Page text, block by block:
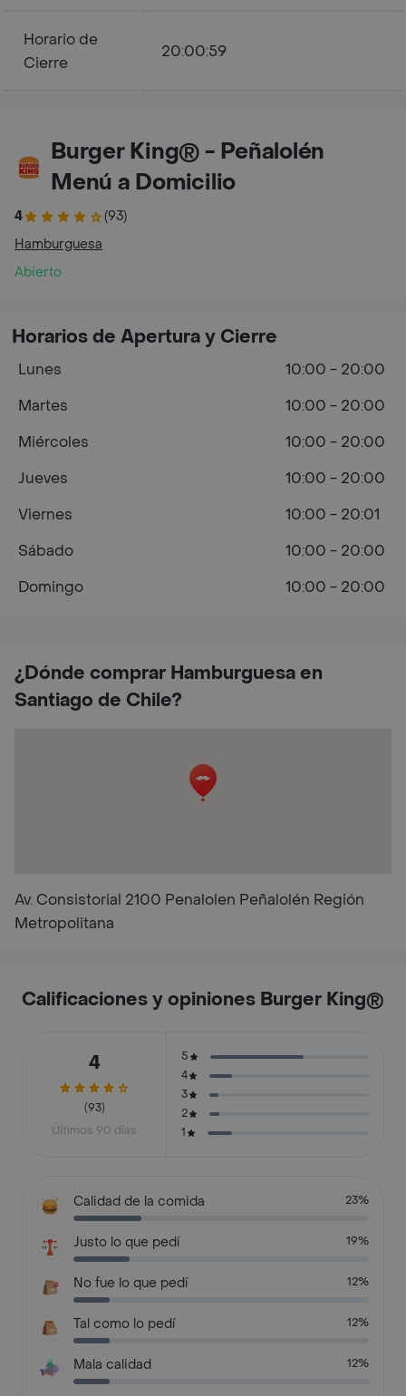
Horario de
Cierre
20:00:59
Burger King® - Peñalolén
Menú a Domicilio
4
(93)
Hamburguesa
Abierto
¿Dónde comprar Hamburguesa en
Santiago de Chile?
Av. Consistorial 2100 Penalolen Peñalolén Región
Metropolitana
Horarios de Apertura y Cierre
Lunes
10:00 - 20:00
Martes
10:00 - 20:00
Miércoles
10:00 - 20:00
Jueves
10:00 - 20:00
Viernes
10:00 - 20:01
Sábado
10:00 - 20:00
Domingo
10:00 - 20:00
Calificaciones y opiniones Burger King®
4
(93)
Últimos 90 días
5
4
3
2
1
Calidad de la comida 23%
Justo lo que pedí 19%
No fue lo que pedí 12%
Tal como lo pedí 12%
Mala calidad 12%